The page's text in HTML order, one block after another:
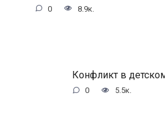
0 8.9к.
Конфликт в
0 5.5к.